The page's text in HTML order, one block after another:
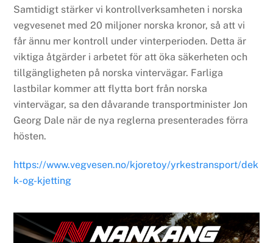
Samtidigt stärker vi kontrollverksamheten i norska
vegvesenet med 20 miljoner norska kronor, så att vi
får ännu mer kontroll under vinterperioden. Detta är
viktiga åtgärder i arbetet för att öka säkerheten och
tillgängligheten på norska vintervägar. Farliga
lastbilar kommer att flytta bort från norska
vintervägar, sa den dåvarande transportminister Jon
Georg Dale när de nya reglerna presenterades förra
hösten.
https://www.vegvesen.no/kjoretoy/yrkestransport/dek
k-og-kjetting